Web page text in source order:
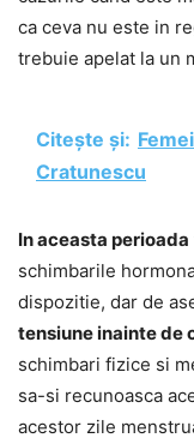
ca ceva nu este in
trebuie apelat la un
Citește și:
Cratunescu
In aceasta perioada
schimbarile
dispozitie, dar de
tensiune inainte de
schimbari fizice si
sa-si recunoasca
acestor zile